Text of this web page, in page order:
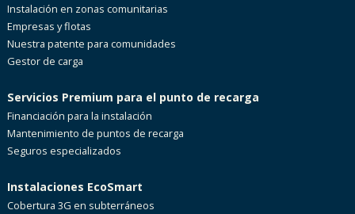
Instalación en zonas comunitarias
Empresas y flotas
Nuestra patente para comunidades
Gestor de carga
Servicios Premium para el punto de recarga
Financiación para la instalación
Mantenimiento de puntos de recarga
Seguros especializados
Instalaciones EcoSmart
Cobertura 3G en subterráneos